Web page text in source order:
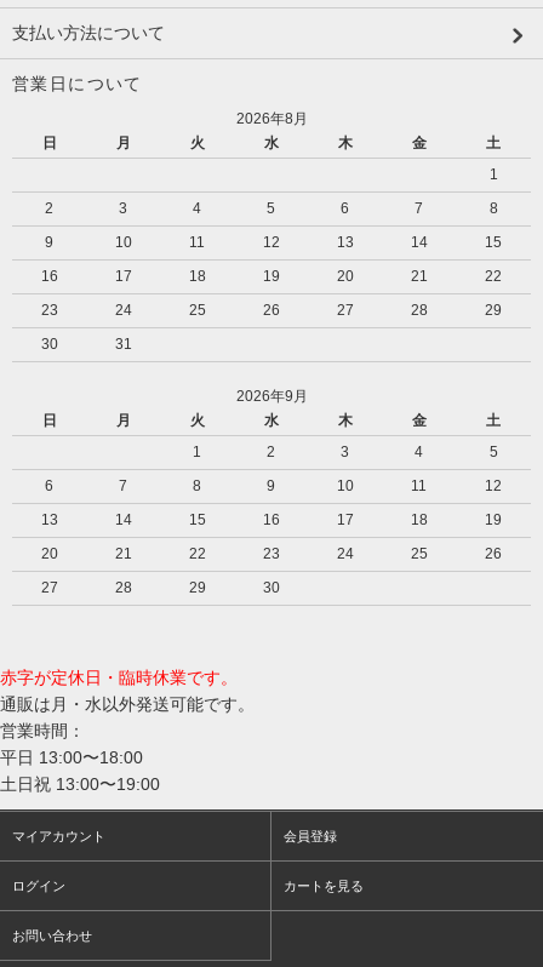
支払い方法について
営業日について
2026年8月
日
月 火 水 木 金
土
1
2
3 4 5 6 7
8
9
10 11 12 13 14
15
16
17 18 19 20 21
22
23
24 25 26 27 28
29
30
31
2026年9月
日
月 火 水 木 金
土
1
2 3 4
5
6
7 8 9 10 11
12
13
14 15 16 17 18
19
20
21 22 23 24 25
26
27
28 29 30
赤字が定休日・臨時休業です。
通販は月・水以外発送可能です。
営業時間：
平日 13:00〜18:00
土日祝 13:00〜19:00
マイアカウント 会員登録
ログイン カートを見る
お問い合わせ